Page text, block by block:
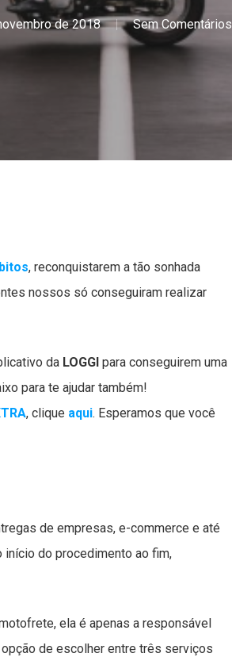
de 2018 Sem Comentários
, reconquistarem a tão sonhada
nossos só conseguiram realizar
da LOGGI para conseguirem uma
para te ajudar também!
, clique aqui. Esperamos que você
de empresas, e-commerce e até
do procedimento ao fim,
ela é apenas a responsável
de escolher entre três serviços